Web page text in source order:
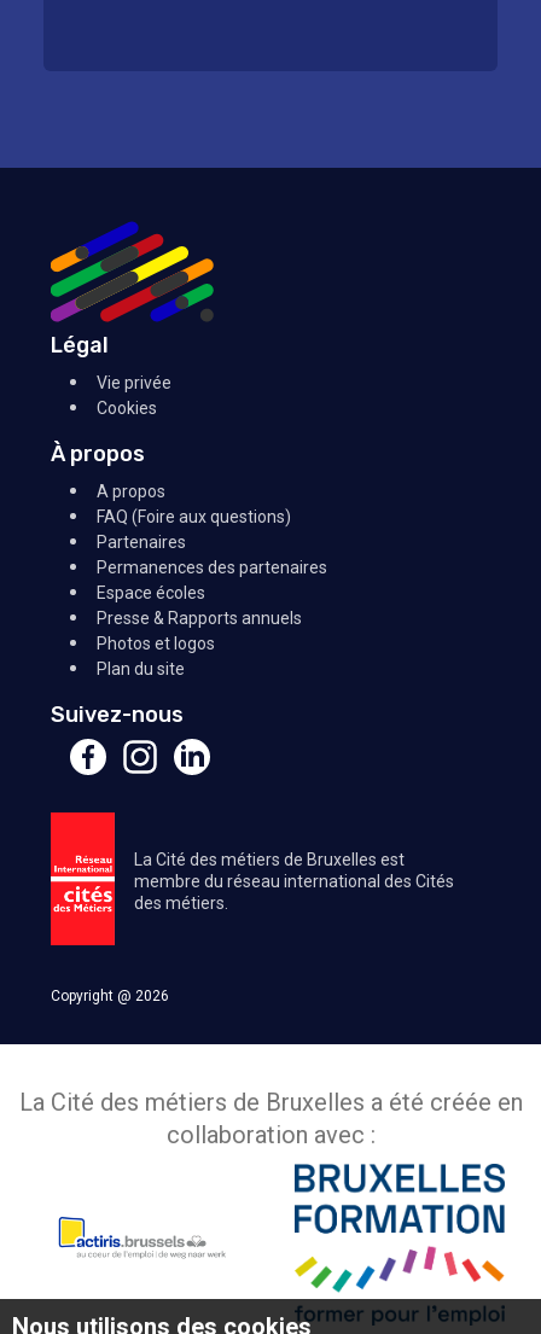
Nous utilisons des cookies
Légal
Vie privée
Cookies
À propos
A propos
FAQ (Foire aux questions)
Partenaires
Permanences des partenaires
Espace écoles
Presse & Rapports annuels
Photos et logos
Plan du site
Suivez-nous
La Cité des métiers de Bruxelles est
membre du réseau international des Cités
des métiers.
Copyright @ 2026
La Cité des métiers de Bruxelles a été créée en
collaboration avec :